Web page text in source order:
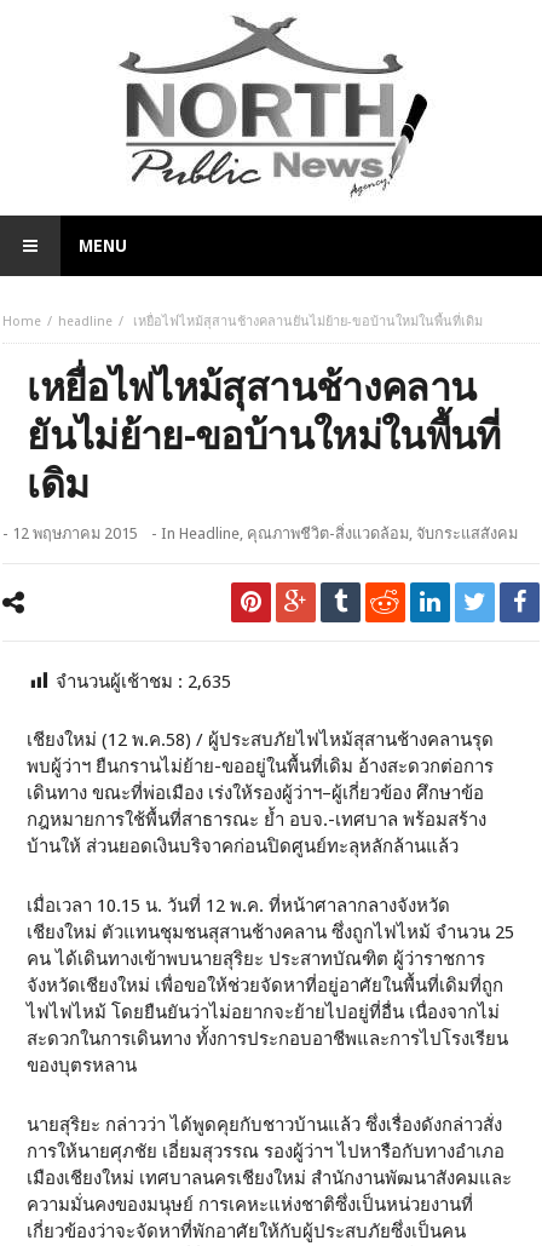
MENU
Home headline เหยื่อไฟไหม้สุสานช้างคลานยันไม่ย้าย-ขอบ้านใหม่ในพื้นที่เดิม
เหยื่อไฟไหม้สุสานช้างคลาน
ยันไม่ย้าย-ขอบ้านใหม่ในพื้นที่
เดิม
- 12 พฤษภาคม 2015 - InHeadline, คุณภาพชีวิต-สิ่งแวดล้อม, จับกระแสสังคม
จำนวนผู้เช้าชม : 2,635
เชียงใหม่ (12 พ.ค.58) / ผู้ประสบภัยไฟไหม้สุสานช้างคลานรุด
พบผู้ว่าฯ ยืนกรานไม่ย้าย-ขออยู่ในพื้นที่เดิม อ้างสะดวกต่อการ
เดินทาง ขณะที่พ่อเมือง เร่งให้รองผู้ว่าฯ–ผู้เกี่ยวข้อง ศึกษาข้อ
กฎหมายการใช้พื้นที่สาธารณะ ย้ำ อบจ.-เทศบาล พร้อมสร้าง
บ้านให้ ส่วนยอดเงินบริจาคก่อนปิดศูนย์ทะลุหลักล้านแล้ว
เมื่อเวลา 10.15 น. วันที่ 12 พ.ค. ที่หน้าศาลากลางจังหวัด
เชียงใหม่ ตัวแทนชุมชนสุสานช้างคลาน ซึ่งถูกไฟไหม้ จำนวน 25
คน ได้เดินทางเข้าพบนายสุริยะ ประสาทบัณฑิต ผู้ว่าราชการ
จังหวัดเชียงใหม่ เพื่อขอให้ช่วยจัดหาที่อยู่อาศัยในพื้นที่เดิมที่ถูก
ไฟไฟไหม้ โดยยืนยันว่าไม่อยากจะย้ายไปอยู่ที่อื่น เนื่องจากไม่
สะดวกในการเดินทาง ทั้งการประกอบอาชีพและการไปโรงเรียน
ของบุตรหลาน
นายสุริยะ กล่าวว่า ได้พูดคุยกับชาวบ้านแล้ว ซึ่งเรื่องดังกล่าวสั่ง
การให้นายศุภชัย เอี่ยมสุวรรณ รองผู้ว่าฯ ไปหารือกับทางอำเภอ
เมืองเชียงใหม่ เทศบาลนครเชียงใหม่ สำนักงานพัฒนาสังคมและ
ความมั่นคงของมนุษย์ การเคหะแห่งชาติซึ่งเป็นหน่วยงานที่
เกี่ยวข้องว่าจะจัดหาที่พักอาศัยให้กับผู้ประสบภัยซึ่งเป็นคน